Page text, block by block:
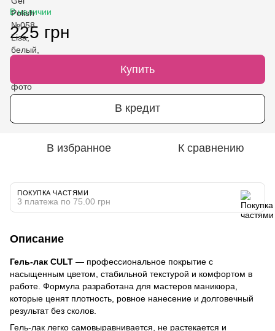
В наличии
225 грн
Купить
В кредит
В избранное К сравнению
ПОКУПКА ЧАСТЯМИ
3 платежа по 75.00 грн
Описание
Гель-лак CULT — профессиональное покрытие с
насыщенным цветом, стабильной текстурой и комфортом в
работе. Формула разработана для мастеров маникюра,
которые ценят плотность, ровное нанесение и долговечный
результат без сколов.
Гель-лак легко самовыравнивается, не растекается и